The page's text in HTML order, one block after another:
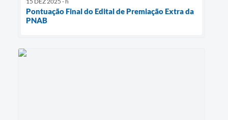
Pontuação Final do Edital de Premiação Extra da
PNAB